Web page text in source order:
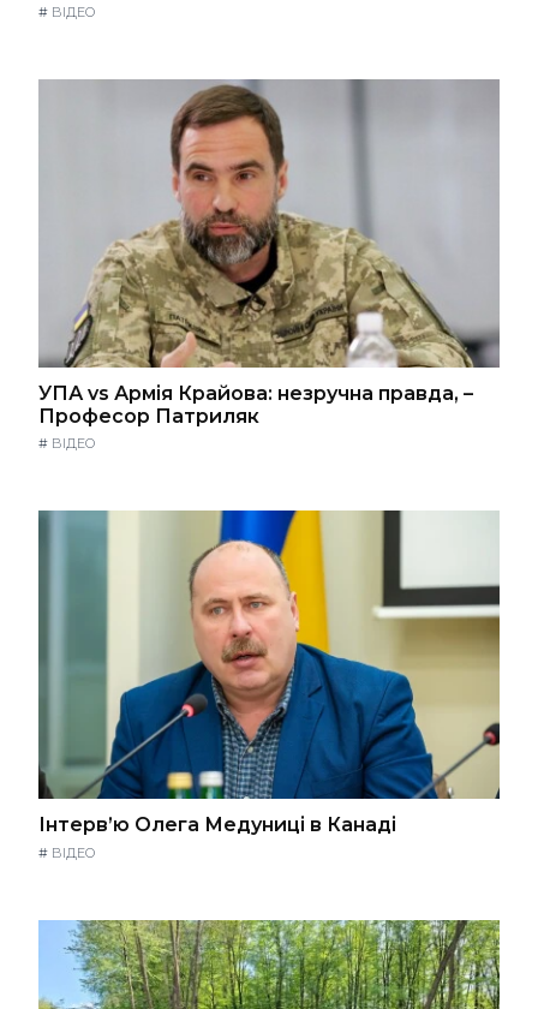
# ВІДЕО
УПА vs Армія Крайова: незручна правда, –
Професор Патриляк
# ВІДЕО
Інтерв’ю Олега Медуниці в Канаді
# ВІДЕО